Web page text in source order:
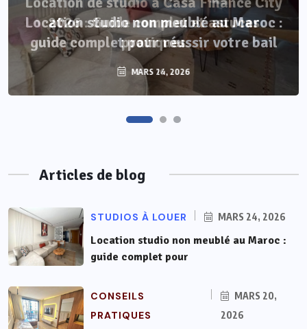
Location studio non meublé au Maroc :
guide complet pour réussir votre bail
MARS 24, 2026
Articles de blog
STUDIOS À LOUER MARS 24, 2026
Location studio non meublé au Maroc :
guide complet pour
CONSEILS
PRATIQUES
MARS 20,
2026